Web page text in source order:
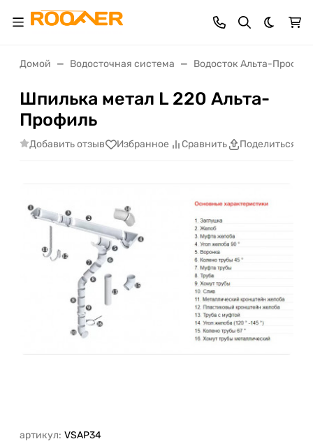
Темная
Домой Водосточная система Водосток Альта-
Шпилька метал L 220 Альта-
Профиль
Добавить отзыв Избранное Сравнить Поделиться
артикул: VSAP34